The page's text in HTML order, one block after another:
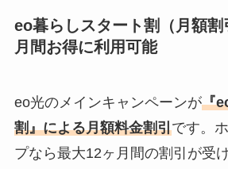
eo暮らしスタート割（月額割
月間お得に利用可能
eo光のメインキャンペーンが『
割』による月額料金割引です。
プなら最大12ヶ月間の割引が受